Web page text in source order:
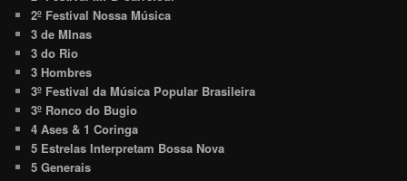
2º Festival Nossa Música
3 de MInas
3 do Rio
3 Hombres
3º Festival da Música Popular Brasileira
3º Ronco do Bugio
4 Ases & 1 Coringa
5 Estrelas Interpretam Bossa Nova
5 Generais